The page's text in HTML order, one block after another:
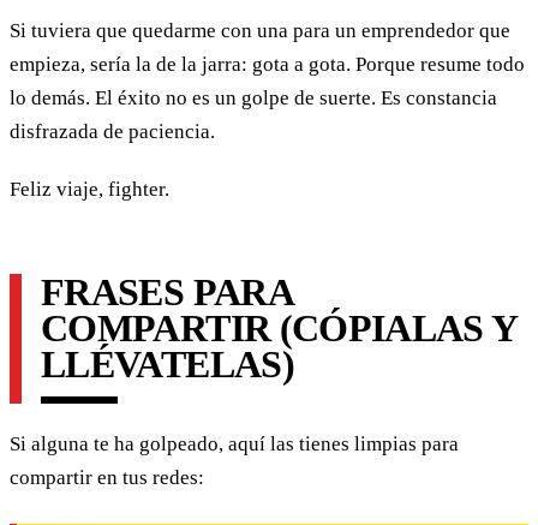
Si tuviera que quedarme con una para un emprendedor que
empieza, sería la de la jarra: gota a gota. Porque resume todo
lo demás. El éxito no es un golpe de suerte. Es constancia
disfrazada de paciencia.
Feliz viaje, fighter.
FRASES PARA
COMPARTIR (CÓPIALAS Y
LLÉVATELAS)
Si alguna te ha golpeado, aquí las tienes limpias para
compartir en tus redes: